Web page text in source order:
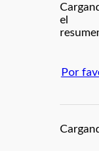
el
Por